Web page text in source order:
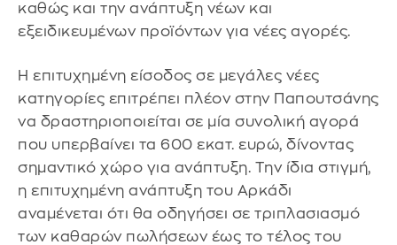
καθώς και την ανάπτυξη νέων και
εξειδικευμένων προϊόντων για νέες αγορές.
Η επιτυχημένη είσοδος σε μεγάλες νέες
κατηγορίες επιτρέπει πλέον στην Παπουτσάνης
να δραστηριοποιείται σε μία συνολική αγορά
που υπερβαίνει τα 600 εκατ. ευρώ, δίνοντας
σημαντικό χώρο για ανάπτυξη. Την ίδια στιγμή,
η επιτυχημένη ανάπτυξη του Αρκάδι
αναμένεται ότι θα οδηγήσει σε τριπλασιασμό
των καθαρών πωλήσεων έως το τέλος του